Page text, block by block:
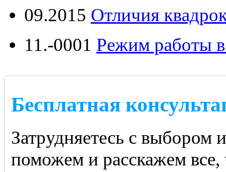
09.2015 Отличия
11.-0001 Режим работы
Бесплатная
Затрудняетесь с
поможем и расскажем все,